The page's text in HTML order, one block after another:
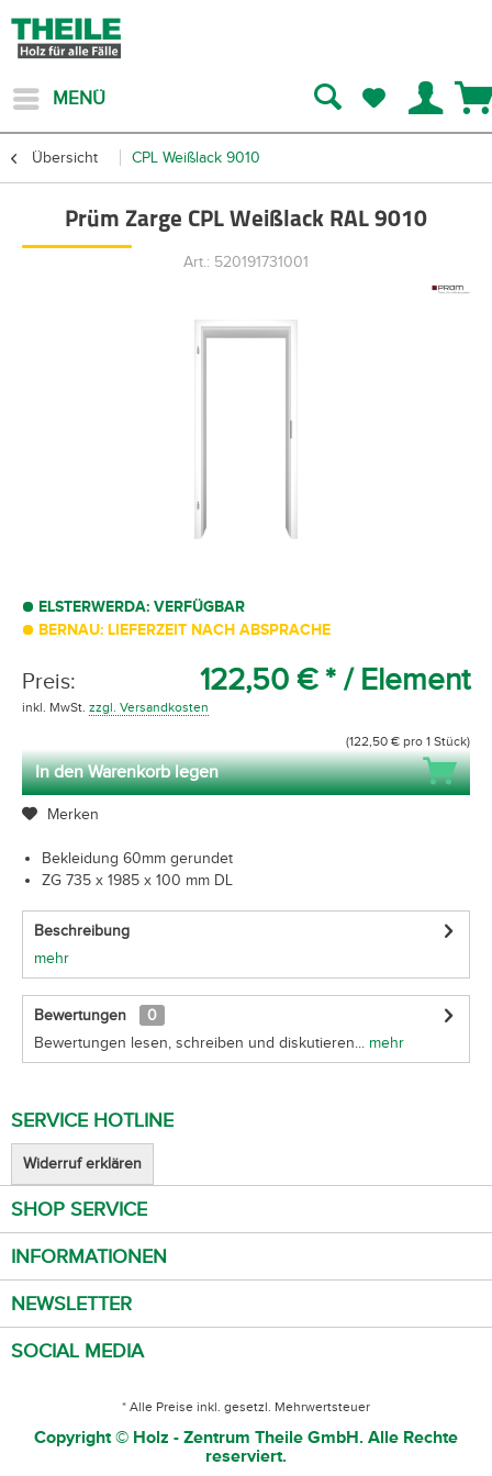
MENÜ
Übersicht CPL Weißlack 9010
Prüm Zarge CPL Weißlack RAL 9010
Art.: 520191731001
ELSTERWERDA: VERFÜGBAR
BERNAU: LIEFERZEIT NACH ABSPRACHE
Preis: 122,50 € * / Element
inkl. MwSt. zzgl. Versandkosten
(122,50 € pro 1 Stück)
In den Warenkorb legen
Merken
Bekleidung 60mm gerundet
ZG 735 x 1985 x 100 mm DL
Beschreibung
mehr
Bewertungen
0
Bewertungen lesen, schreiben und diskutieren... mehr
SERVICE HOTLINE
Widerruf erklären
SHOP SERVICE
INFORMATIONEN
NEWSLETTER
SOCIAL MEDIA
* Alle Preise inkl. gesetzl. Mehrwertsteuer
Copyright © Holz - Zentrum Theile GmbH. Alle Rechte
reserviert.